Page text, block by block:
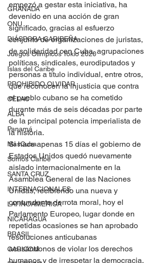
GRANADA
ONU
DIÁSPORA CARIBEÑA
Juegos Olímpicos Tokio 2020
Islas del Caribe
PROHIBIDO OLVIDAR
CELAC
ALBA
Panamá
MasCuba
Somos Caribe
SANTA CRUZ
INTERNACIONALES
LATINOAMERICA
NICARAGUA
BRASIL
CARICOM
empezó a gestar esta iniciativa, ha
devenido en una acción de gran
significado, gracias al esfuerzo
conjunto de organizaciones de juristas,
de solidaridad con Cuba, agrupaciones
políticas, sindicales, eurodiputados y
personas a título individual, entre otros,
que reconocen la injusticia que contra
el pueblo cubano se ha cometido
durante más de seis décadas por parte
de la principal potencia imperialista de
la historia.
Si hace apenas 15 días el gobierno de
Estados Unidos quedó nuevamente
aislado internacionalmente en la
Asamblea General de las Naciones
Unidas, recibiendo una nueva y
contundente derrota moral, hoy el
Parlamento Europeo, lugar donde en
repetidas ocasiones se han aprobado
resoluciones anticubanas
acusándonos de violar los derechos
humanos y de irrespetar la democracia,